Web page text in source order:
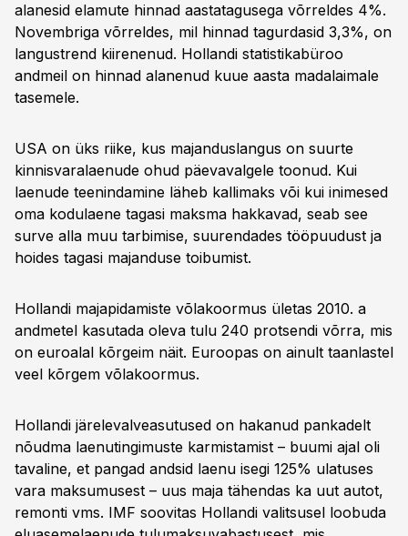
alanesid elamute hinnad aastatagusega võrreldes 4%.
Novembriga võrreldes, mil hinnad tagurdasid 3,3%, on
langustrend kiirenenud. Hollandi statistikabüroo
andmeil on hinnad alanenud kuue aasta madalaimale
tasemele.
USA on üks riike, kus majanduslangus on suurte
kinnisvaralaenude ohud päevavalgele toonud. Kui
laenude teenindamine läheb kallimaks või kui inimesed
oma kodulaene tagasi maksma hakkavad, seab see
surve alla muu tarbimise, suurendades tööpuudust ja
hoides tagasi majanduse toibumist.
Hollandi majapidamiste võlakoormus ületas 2010. a
andmetel kasutada oleva tulu 240 protsendi võrra, mis
on euroalal kõrgeim näit. Euroopas on ainult taanlastel
veel kõrgem võlakoormus.
Hollandi järelevalveasutused on hakanud pankadelt
nõudma laenutingimuste karmistamist – buumi ajal oli
tavaline, et pangad andsid laenu isegi 125% ulatuses
vara maksumusest – uus maja tähendas ka uut autot,
remonti vms. IMF soovitas Hollandi valitsusel loobuda